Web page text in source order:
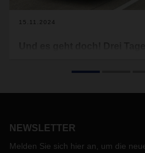
15.11.2024
Renault Trucks E-Tech D für den
batterieelektrische Truck dafür
NEWSLETTER
Melden Sie sich hier an, um die